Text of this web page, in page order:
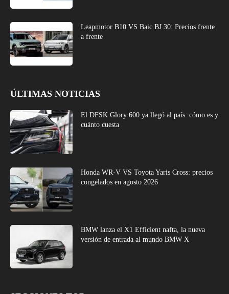
Leapmotor B10 VS Baic BJ 30: Precios frente
a frente
ÚLTIMAS NOTICIAS
El DFSK Glory 600 ya llegó al país: cómo es y
cuánto cuesta
Honda WR-V VS Toyota Yaris Cross: precios
congelados en agosto 2026
BMW lanza el X1 Efficient nafta, la nueva
versión de entrada al mundo BMW X